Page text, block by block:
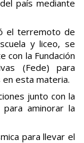
país mediante
el terremoto de
y liceo, se
con la Fundación
(Fede) para
esta materia.
junto con la
para aminorar la
para llevar el